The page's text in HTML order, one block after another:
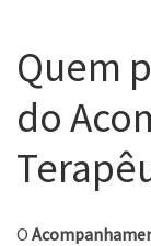
Quem
do
O